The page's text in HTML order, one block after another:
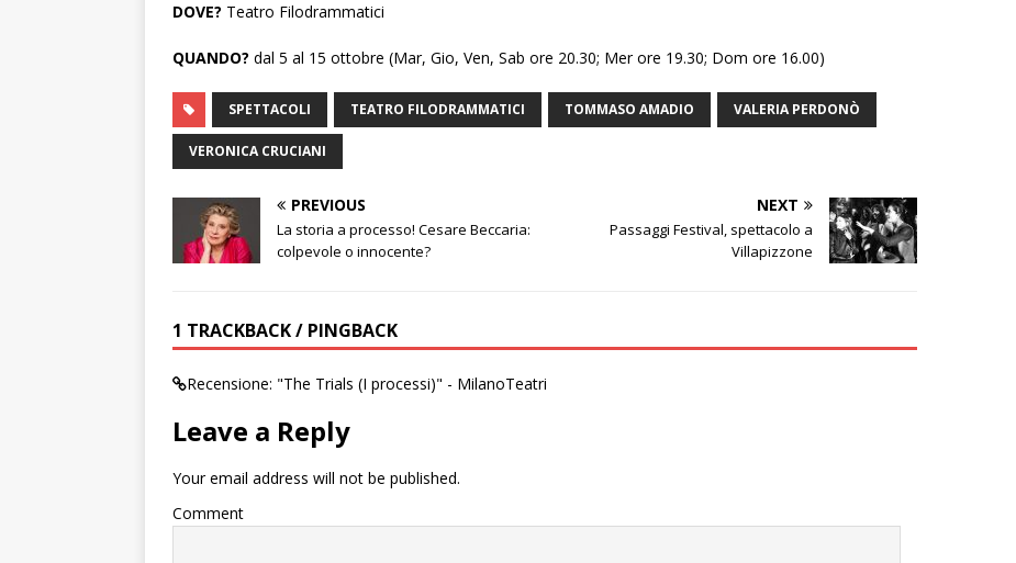
DOVE? Teatro Filodrammatici
QUANDO? dal 5 al 15 ottobre (Mar, Gio, Ven, Sab ore 20.30; Mer ore 19.30; Dom ore 16.00)
SPETTACOLI TEATRO FILODRAMMATICI TOMMASO AMADIO VALERIA PERDONÒ
VERONICA CRUCIANI
PREVIOUS
La storia a processo! Cesare Beccaria:
colpevole o innocente?
NEXT
Passaggi Festival, spettacolo a
Villapizzone
1 TRACKBACK / PINGBACK
Recensione: "The Trials (I processi)" - MilanoTeatri
Leave a Reply
Your email address will not be published.
Comment